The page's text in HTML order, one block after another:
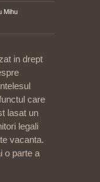
Mihu
in drept
care
lasat un
legali
vacanta.
o parte a